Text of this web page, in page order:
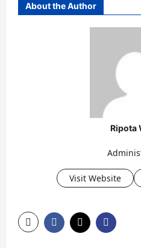
About the Author
Ripota
Visit Website